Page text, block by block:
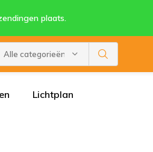
Alle categorieën
plaats.
Lichtplan